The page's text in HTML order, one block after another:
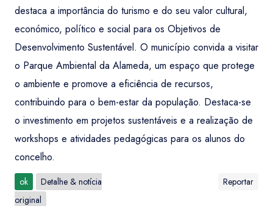
destaca a importância do turismo e do seu valor cultural,
económico, político e social para os Objetivos de
Desenvolvimento Sustentável. O município convida a visitar
o Parque Ambiental da Alameda, um espaço que protege
o ambiente e promove a eficiência de recursos,
contribuindo para o bem-estar da população. Destaca-se
o investimento em projetos sustentáveis e a realização de
workshops e atividades pedagógicas para os alunos do
concelho.
ok
Detalhe & notícia
original
Reportar